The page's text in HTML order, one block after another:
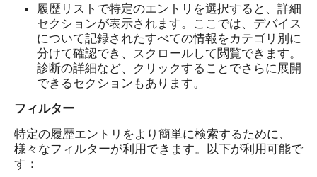
履歴リストで特定のエントリを選択すると、詳細
セクションが表示されます。ここでは、デバイス
について記録されたすべての情報をカテゴリ別に
分けて確認でき、スクロールして閲覧できます。
診断の詳細など、クリックすることでさらに展開
できるセクションもあります。
フィルター
特定の履歴エントリをより簡単に検索するために、
様々なフィルターが利用できます。以下が利用可能で
す：